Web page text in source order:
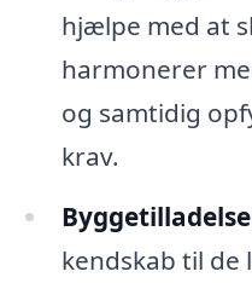
hjælpe med at
harmonerer
og samtidig
krav.
kendskab til de